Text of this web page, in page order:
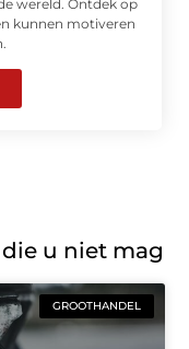
wereld. Ontdek op
kunnen motiveren
die u niet mag
GROOTHANDEL